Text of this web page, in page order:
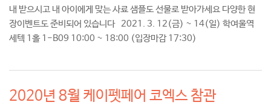
내 받으시고 내 아이에게 맞는 사료 샘플도 선물로 받아가세요 다양한 현
장이벤트도 준비되어 있습니다 2021. 3. 12(금) ~ 14(일) 학여울역
세텍 1홀 1-B09 10:00 ~ 18:00 (입장마감 17:30)
2020년 8월 케이펫페어 코엑스 참관